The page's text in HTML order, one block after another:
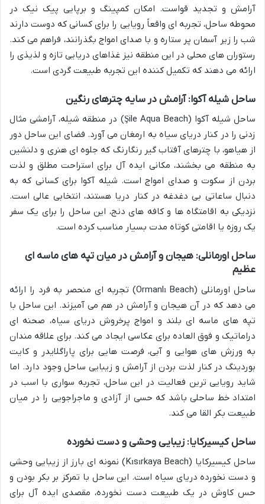
آرامش و تجدید قواست. امکان کمپینگ و برپایی پیک نیک در
محوطه ساحل، تجربه ای واقعاً رویایی را برای کسانی که دوست دارند
شب را زیر آسمان پر ستاره و با صدای امواج بگذرانند، فراهم می کند.
رستوران های محلی در این منطقه نیز غذاهای دریایی تازه و لذیذی را
ارائه می دهند که تکمیل کننده این تجربه طبیعت گردی است.
ساحل شیله آکوا: آرامش در سایه چترهای رنگین
ساحل شیله آکوا (Şile Aqua Beach) در منطقه شیله، آرامشی مثال
زدنی را در کنار دریای سیاه به ارمغان می آورد. فضای این ساحل دور
از هیاهو، با چترهای آفتاب گیر رنگارنگ که جلوه ای هنری و دلنشین
به منطقه می بخشند، مکانی ایده آل برای استراحت مطلق و لذت
بردن از سکوت و صدای امواج است. شیله آکوا برای کسانی که به
دنبال ساعاتی بی دغدغه در کنار دریا هستند، انتخابی عالی است.
نزدیکی به اقامتگاه ها و کافه های دنج، این ساحل را برای یک سفر
یک روزه یا اقامتی کوتاه مدت بسیار مناسب کرده است.
ساحل اورمانلی: هیجان و آرامش در میان تپه های ماسه ای
عظیم
ساحل اورمانلی (Ormanlı Beach) تجربه ای منحصر به فرد را ارائه
می دهد که در آن هیجان و آرامش در هم می آمیزند. این ساحل با
تپه های ماسه ای بلند و امواج پرخروش دریای سیاه، صحنه ای
دراماتیک و فوق العاده برای عکاسی ایجاد می کند. برای علاقه مندان
به ورزش های هوایی و آبی، فرصت هایی برای پاراگلایدر و کایت
بوردینگ در کنار لذت بردن از آرامش و زیبایی ساحل وجود دارد. اما
شاید رویایی ترین فعالیت در این ساحل، تجربه سواری با اسب در
امتداد خط ساحلی باشد که حسی از آزادی و ماجراجویی را در میان
طبیعت بکر القا می کند.
ساحل کیسیرکایا: زیبایی وحشی و دست نخورده
ساحل کیسیرکایا (Kısırkaya Beach) نمونه ای بارز از زیبایی وحشی
و دست نخورده دریای سیاه است. این ساحل با تمرکز بر بکر بودن و
حس کاوش در یک طبیعت دست نخورده، مقصدی ایده آل برای